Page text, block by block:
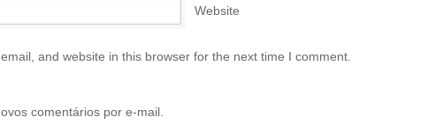
Website
and website in this browser for the next time I comment.
comentários por e-mail.